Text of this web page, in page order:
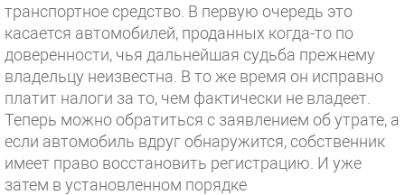
транспортное средство. В первую очередь это
касается автомобилей, проданных когда-то по
доверенности, чья дальнейшая судьба прежнему
владельцу неизвестна. В то же время он исправно
платит налоги за то, чем фактически не владеет.
Теперь можно обратиться с заявлением об утрате, а
если автомобиль вдруг обнаружится, собственник
имеет право восстановить регистрацию. И уже
затем в установленном порядке